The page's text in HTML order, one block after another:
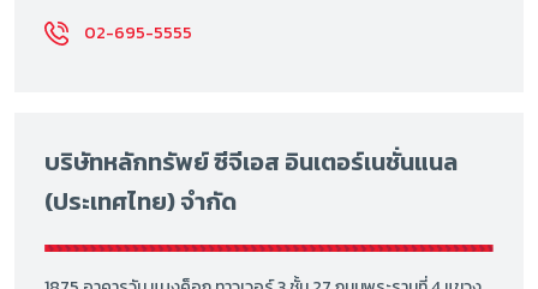
02-695-5555
บริษัทหลักทรัพย์ ซีจีเอส อินเตอร์เนชั่นแนล
(ประเทศไทย) จำกัด